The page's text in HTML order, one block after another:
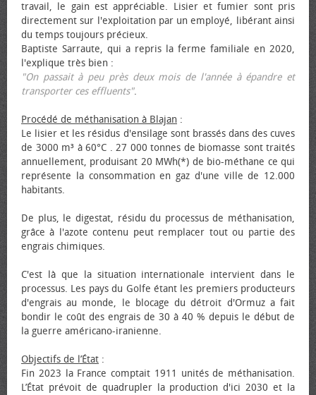
travail, le gain est appréciable. Lisier et fumier sont pris
directement sur l'exploitation par un employé, libérant ainsi
du temps toujours précieux.
Baptiste Sarraute, qui a repris la ferme familiale en 2020,
l'explique très bien :
"On passait à peu près deux mois de l'année à épandre et
transporter ces effluents".
Procédé de méthanisation à Blajan :
Le lisier et les résidus d'ensilage sont brassés dans des cuves
de 3000 m³ à 60°C . 27 000 tonnes de biomasse sont traités
annuellement, produisant 20 MWh(*) de bio-méthane ce qui
représente la consommation en gaz d'une ville de 12.000
habitants.
De plus, le digestat, résidu du processus de méthanisation,
grâce à l'azote contenu peut remplacer tout ou partie des
engrais chimiques.
C'est là que la situation internationale intervient dans le
processus. Les pays du Golfe étant les premiers producteurs
d'engrais au monde, le blocage du détroit d'Ormuz a fait
bondir le coût des engrais de 30 à 40 % depuis le début de
la guerre américano-iranienne.
Objectifs de l’État :
Fin 2023 la France comptait 1911 unités de méthanisation.
L’État prévoit de quadrupler la production d'ici 2030 et la